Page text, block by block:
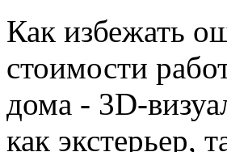
Как избежать
стоимости
дома - 3D-
как экстерьер,